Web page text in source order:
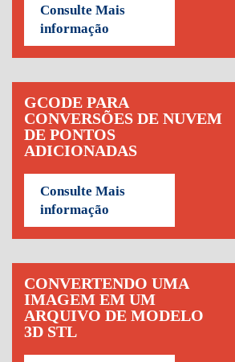
Consulte Mais
informação
GCODE PARA
CONVERSÕES DE NUVEM
DE PONTOS
ADICIONADAS
Consulte Mais
informação
CONVERTENDO UMA
IMAGEM EM UM
ARQUIVO DE MODELO
3D STL